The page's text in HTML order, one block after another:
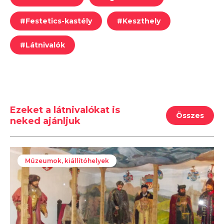
#Festetics-kastély #Keszthely
#Látnivalók
Ezeket a látnivalókat is
neked ajánljuk
Összes
Múzeumok, kiállítóhelyek